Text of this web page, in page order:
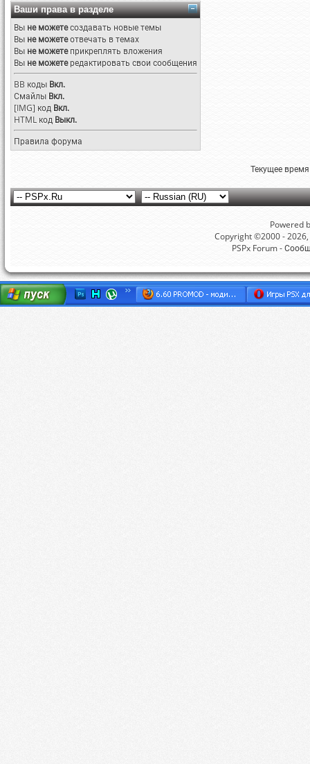
Ваши права в разделе
Вы не можетесоздавать новые темы
Вы не можетеотвечать в темах
Вы не можетеприкреплять вложения
Вы не можетередактировать свои сообщения
BB коды Вкл.
Смайлы Вкл.
[IMG] код Вкл.
HTML код Выкл.
Правила форума
Текущее
Powered
Copyright ©2000 -
PSPx Forum -